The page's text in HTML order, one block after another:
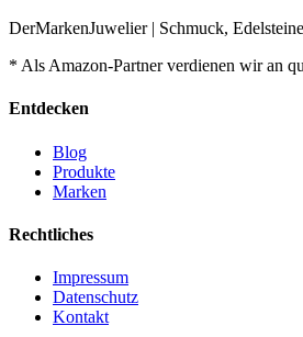
DerMarkenJuwelier | Schmuck,
* Als Amazon-Partner verdienen wir an
Entdecken
Blog
Produkte
Marken
Rechtliches
Impressum
Datenschutz
Kontakt